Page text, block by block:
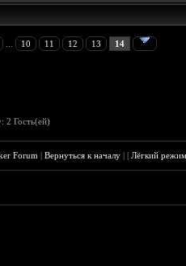
10 11 12 13 14
2 Гость(ей)
Forum |Вернуться к началу ||Лёгкий